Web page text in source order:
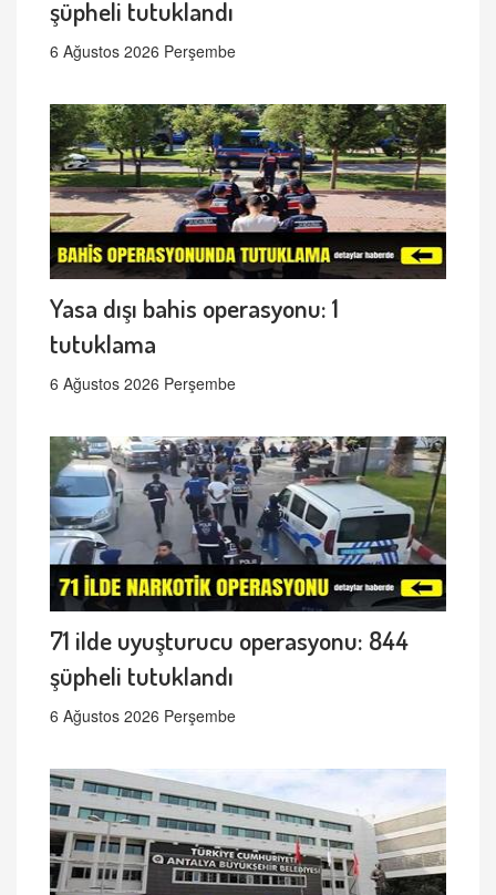
şüpheli tutuklandı
6 Ağustos 2026 Perşembe
Yasa dışı bahis operasyonu: 1
tutuklama
6 Ağustos 2026 Perşembe
71 ilde uyuşturucu operasyonu: 844
şüpheli tutuklandı
6 Ağustos 2026 Perşembe